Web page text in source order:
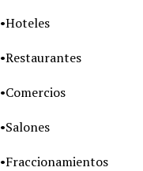
•Hoteles
•Restaurantes
•Comercios
•Salones
•Fraccionamientos